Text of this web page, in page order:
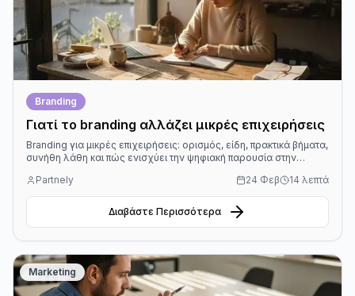
Branding
Γιατί το branding αλλάζει μικρές επιχειρήσεις
Branding για μικρές επιχειρήσεις: ορισμός, είδη, πρακτικά βήματα,
συνήθη λάθη και πώς ενισχύει την ψηφιακή παρουσία στην
Partnely
24 Φεβ 14 λεπτά
Διαβάστε Περισσότερα
Marketing